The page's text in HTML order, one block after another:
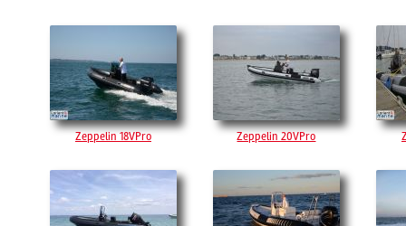
Zeppelin 18VPro Zeppelin 20VPro